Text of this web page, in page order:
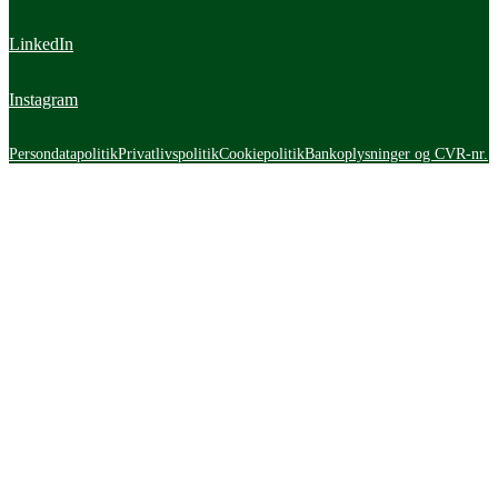
LinkedIn
Instagram
PersondatapolitikPrivatlivspolitikCookiepolitikBankoplysninger og CVR-nr.